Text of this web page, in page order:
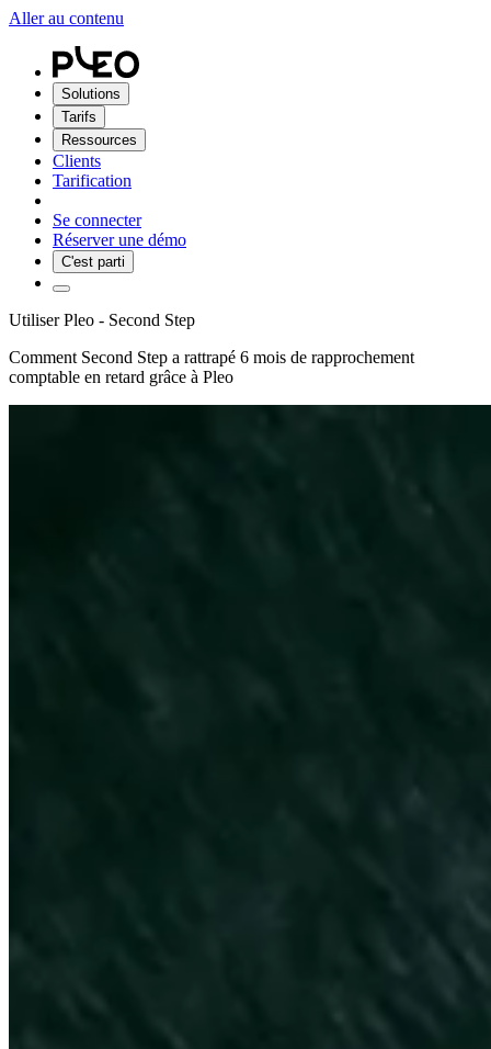
Aller au contenu
Solutions
Tarifs
Ressources
Clients
Tarification
Se connecter
Réserver une démo
C'est parti
Utiliser Pleo - Second Step
Comment Second Step a rattrapé 6 mois de rapprochement
comptable en retard grâce à Pleo